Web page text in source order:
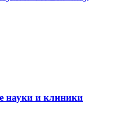
науки и клиники